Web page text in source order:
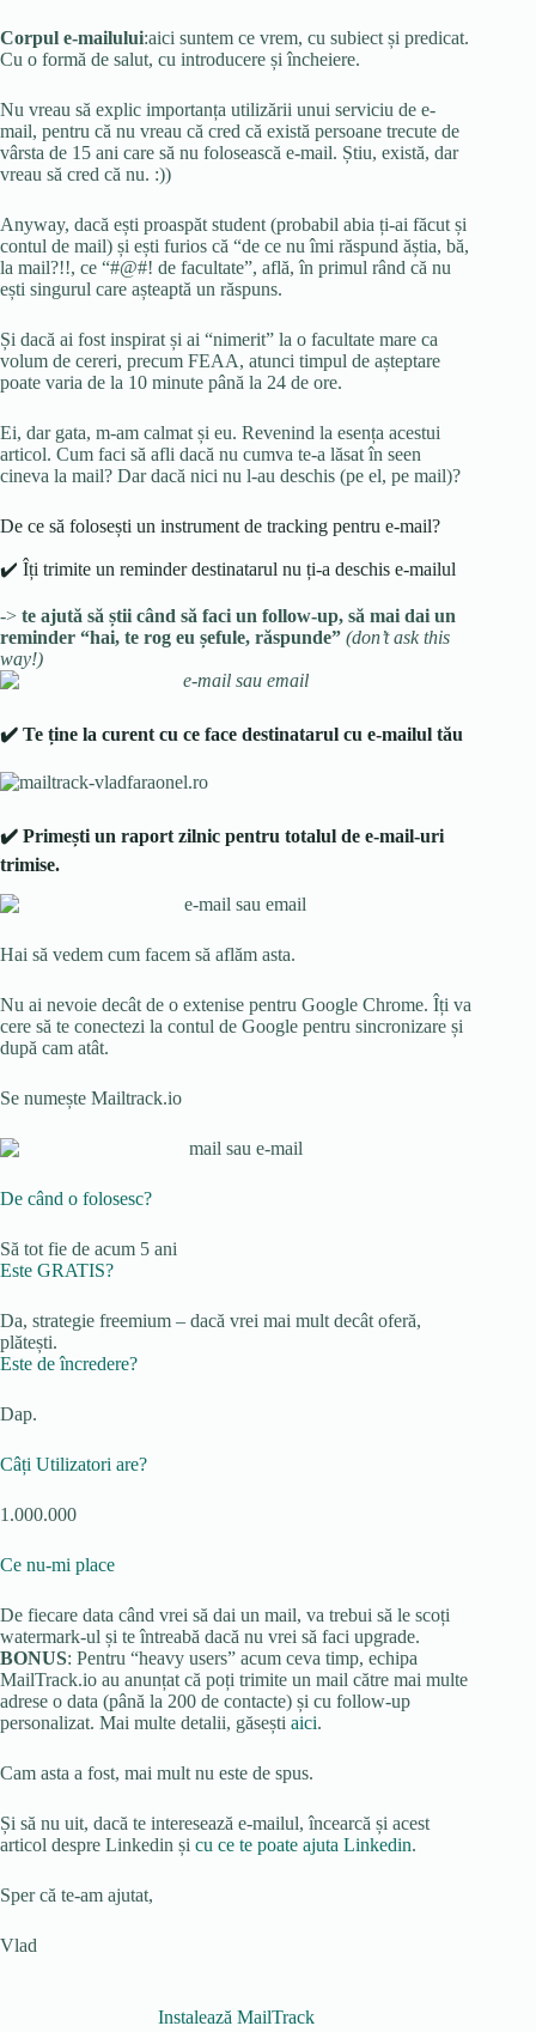
Corpul e-mailului:aici suntem ce vrem, cu subiect și predicat.
Cu o formă de salut, cu introducere și încheiere.
Nu vreau să explic importanța utilizării unui serviciu de e-
mail, pentru că nu vreau că cred că există persoane trecute de
vârsta de 15 ani care să nu folosească e-mail. Știu, există, dar
vreau să cred că nu. :))
Anyway, dacă ești proaspăt student (probabil abia ți-ai făcut și
contul de mail) și ești furios că “de ce nu îmi răspund ăștia, bă,
la mail?!!, ce “#@#! de facultate”, află, în primul rând că nu
ești singurul care așteaptă un răspuns.
Și dacă ai fost inspirat și ai “nimerit” la o facultate mare ca
volum de cereri, precum FEAA, atunci timpul de așteptare
poate varia de la 10 minute până la 24 de ore.
Ei, dar gata, m-am calmat și eu. Revenind la esența acestui
articol. Cum faci să afli dacă nu cumva te-a lăsat în seen
cineva la mail? Dar dacă nici nu l-au deschis (pe el, pe mail)?
De ce să folosești un instrument de tracking pentru e-mail?
✔️ Îți trimite un reminder destinatarul nu ți-a deschis e-mailul
-> te ajută să știi când să faci un follow-up, să mai dai un
reminder “hai, te rog eu șefule, răspunde” (don’t ask this
way!)
✔️ Te ține la curent cu ce face destinatarul cu e-mailul tău
✔️ Primești un raport zilnic pentru totalul de e-mail-uri
trimise.
Hai să vedem cum facem să aflăm asta.
Nu ai nevoie decât de o extenise pentru Google Chrome. Îți va
cere să te conectezi la contul de Google pentru sincronizare și
după cam atât.
Se numește Mailtrack.io
De când o folosesc?
Să tot fie de acum 5 ani
Este GRATIS?
Da, strategie freemium – dacă vrei mai mult decât oferă,
plătești.
Este de încredere?
Dap.
Câți Utilizatori are?
1.000.000
Ce nu-mi place
De fiecare data când vrei să dai un mail, va trebui să le scoți
watermark-ul și te întreabă dacă nu vrei să faci upgrade.
BONUS: Pentru “heavy users” acum ceva timp, echipa
MailTrack.io au anunțat că poți trimite un mail către mai multe
adrese o data (până la 200 de contacte) și cu follow-up
personalizat. Mai multe detalii, găsești aici.
Cam asta a fost, mai mult nu este de spus.
Și să nu uit, dacă te interesează e-mailul, încearcă și acest
articol despre Linkedin și cu ce te poate ajuta Linkedin.
Sper că te-am ajutat,
Vlad
Instalează MailTrack